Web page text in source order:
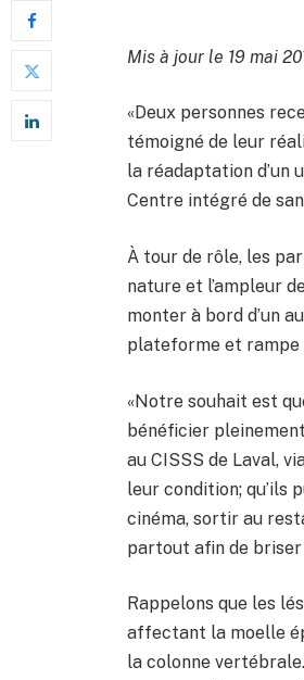
Mis à jour le 19 mai
«Deux personnes
témoigné de leur
la réadaptation d’un
Centre intégré de
À tour de rôle, les
nature et l’ampleur
monter à bord d’un
plateforme et rampe
«Notre souhait est
bénéficier
au CISSS de Laval,
leur condition; qu’ils
cinéma, sortir au
partout afin de briser
Rappelons que les
affectant la moelle
la colonne